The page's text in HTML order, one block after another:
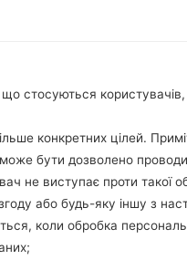
гучності та додому.
звуку та Bixbi.
Натисніть та
збільшення гучності.
Далі підключить
виявити Ваш
екрані.
стосуються
конкретних цілей.
бути дозволено
не виступає проти такої
або будь-яку іншу з
коли обробка